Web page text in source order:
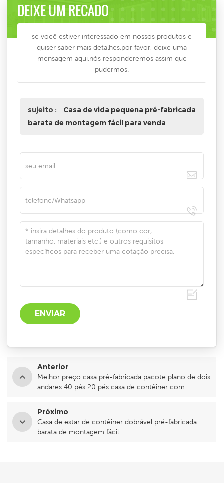
DEIXE UM RECADO
se você estiver interessado em nossos produtos e
quiser saber mais detalhes,por favor, deixe uma
mensagem aqui,nós responderemos assim que
pudermos.
sujeito :
Casa de vida pequena pré-fabricada
barata de montagem fácil para venda
Anterior
Melhor preço casa pré-fabricada pacote plano de dois
andares 40 pés 20 pés casa de contêiner com
Próximo
Casa de estar de contêiner dobrável pré-fabricada
barata de montagem fácil